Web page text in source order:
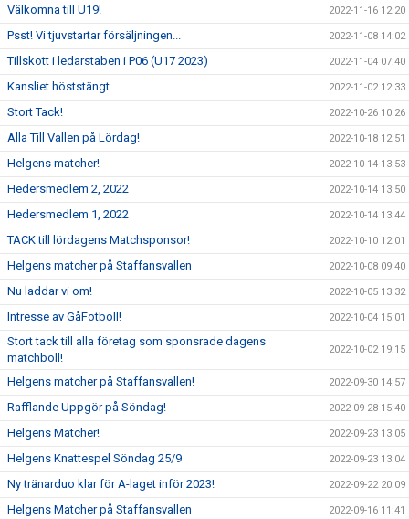
Välkomna till U19! 2022-11-16 12:20
Psst! Vi tjuvstartar försäljningen... 2022-11-08 14:02
Tillskott i ledarstaben i P06 (U17 2023) 2022-11-04 07:40
Kansliet höststängt 2022-11-02 12:33
Stort Tack! 2022-10-26 10:26
Alla Till Vallen på Lördag! 2022-10-18 12:51
Helgens matcher! 2022-10-14 13:53
Hedersmedlem 2, 2022 2022-10-14 13:50
Hedersmedlem 1, 2022 2022-10-14 13:44
TACK till lördagens Matchsponsor! 2022-10-10 12:01
Helgens matcher på Staffansvallen 2022-10-08 09:40
Nu laddar vi om! 2022-10-05 13:32
Intresse av GåFotboll! 2022-10-04 15:01
Stort tack till alla företag som sponsrade dagens
matchboll!
2022-10-02 19:15
Helgens matcher på Staffansvallen! 2022-09-30 14:57
Rafflande Uppgör på Söndag! 2022-09-28 15:40
Helgens Matcher! 2022-09-23 13:05
Helgens Knattespel Söndag 25/9 2022-09-23 13:04
Ny tränarduo klar för A-laget inför 2023! 2022-09-22 20:09
Helgens Matcher på Staffansvallen 2022-09-16 11:41